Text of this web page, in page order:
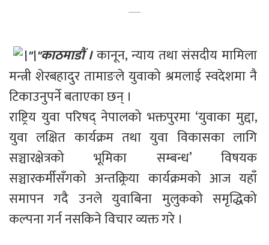
काठमाडौं । कानून, न्याय तथा संसदीय मामिला
मन्त्री शेरबहादुर तामाङले युवाको श्रमलाई स्वदेशमा नै
टिकाउनुपर्ने बताएका छन् ।
राष्ट्रिय युवा परिषद् नेपालको भक्तपुरमा ‘युवाका मुद्दा,
युवा लक्षित कार्यक्रम तथा युवा विकासका लागि
सञ्चारक्षेत्रको भूमिका सम्बन्ध’ विषयक
सञ्चारकर्मीसँगको अन्तक्र्रिया कार्यक्रमको आज यहाँ
समापन गदै उनले युवाबिना मुलुकको समृद्धिको
कल्पना गर्न नसकिने विचार व्यक्त गरे ।